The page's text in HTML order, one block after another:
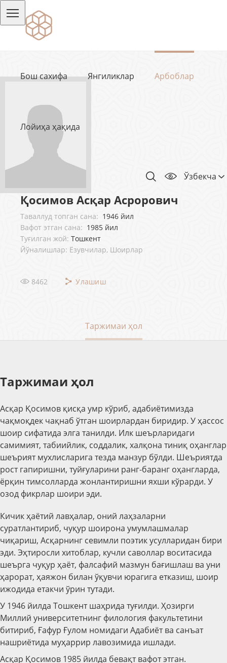
Бош сахифа Янгиликлар Арбоблар
Лойиҳа ҳақида
Ўзбекча
Қосимов Асқар Асрорович
Таваллуд топган сана: 1946 йил
Вафот этган сана: 1985 йил
Туғилган жой: Тошкент
Йўналишлар: Ёзувчилар, Шоирлар
8462 Улашиш
Таржимаи ҳол
Таржимаи ҳол
Асқар Қосимов қисқа умр кўриб, адабиётимизда
чақмоқдек чақнаб ўтган шоирлардан биридир. У ҳассос
шоир сифатида элга танилди. Илк шеърларидаги
самимият, табиийлик, соддалик, халқона тиниқ оҳанглар
шеърият мухлисларига тезда манзур бўлди. Шеъриятда
рост гапиришни, туйғуларини ранг-баранг оҳангларда,
ёрқин тимсолларда жонлантиришни яхши кўрарди. У
озод фикрлар шоири эди.
Кичик ҳаётий лавҳалар, оний лаҳзаларни
суратлантириб, чуқур шоирона умумлашмалар
чиқариш, Асқарнинг севимли поэтик усулларидан бири
эди. Эҳтиросли хитоблар, кучли саволлар воситасида
шеърга чуқур ҳаёт, фалсафий мазмун бағишлаш ва уни
ҳарорат, ҳаяжон билан ўқувчи юрагига етказиш, шоир
ижодида етакчи ўрин тутади.
У 1946 йилда Тошкент шаҳрида туғилди. Ҳозирги
Миллий университетнинг филология факультетини
битириб, Ғафур Ғулом номидаги Адабиёт ва санъат
нашриётида муҳаррир лавозимида ишлади.
Асқар Қосимов 1985 йилда бевақт вафот этган.